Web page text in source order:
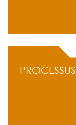
PROCESSUS